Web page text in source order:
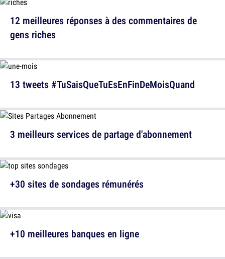
12 meilleures réponses à des commentaires de
gens riches
3 meilleurs services de partage d'abonnement
+10 meilleures banques en ligne
13 tweets #TuSaisQueTuEsEnFinDeMoisQuand
+30 sites de sondages rémunérés